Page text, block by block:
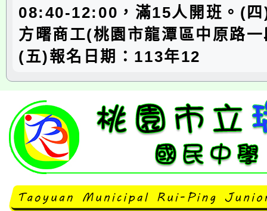
08:40-12:00，滿15人開班。(四
方曙商工(桃園市龍潭區中原路
(五)報名日期：113年12